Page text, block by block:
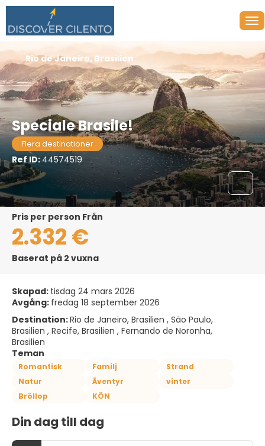
Speciale Brasile!
Flera destinationer
Ref ID: 44574519
Rio de Janeiro, Brasilien
pris per person Från
2.332 €
Baserat på 2 vuxna
Skapad: tisdag 24 mars 2026
Avgång: fredag 18 september 2026
Destination:Rio de Janeiro, Brasilien , São Paulo,
Brasilien , Recife, Brasilien , Fernando de Noronha,
Brasilien
Teman
Romantisk Familj
Strand
Natur
Äventyr
vinter
Bröllop
KÖN
Din dag till dag